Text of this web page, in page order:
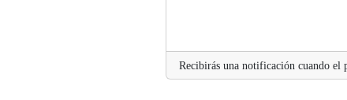
Recibirás una notificación cuando el